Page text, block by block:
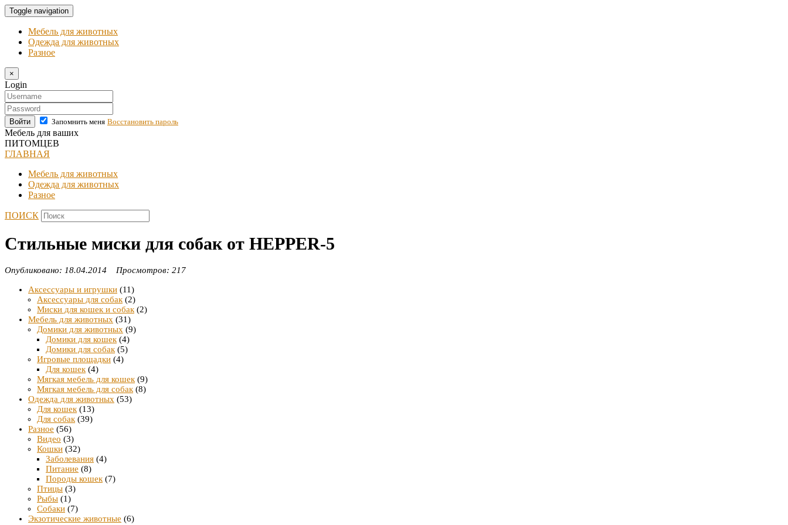
Toggle navigation
Мебель для животных
Одежда для животных
Разное
×
Login
Войти Запомнить меня Восстановить пароль
Мебель для ваших
ПИТОМЦЕВ
ГЛАВНАЯ
Мебель для животных
Одежда для животных
Разное
ПОИСК
Стильные миски для собак от HEPPER-5
Опубликовано: 18.04.2014 Просмотров: 217
Аксессуары и игрушки (11)
Аксессуары для собак (2)
Миски для кошек и собак (2)
Мебель для животных (31)
Домики для животных (9)
Домики для кошек (4)
Домики для собак (5)
Игровые площадки (4)
Для кошек (4)
Мягкая мебель для кошек (9)
Мягкая мебель для собак (8)
Одежда для животных (53)
Для кошек (13)
Для собак (39)
Разное (56)
Видео (3)
Кошки (32)
Заболевания (4)
Питание (8)
Породы кошек (7)
Птицы (3)
Рыбы (1)
Собаки (7)
Экзотические животные (6)